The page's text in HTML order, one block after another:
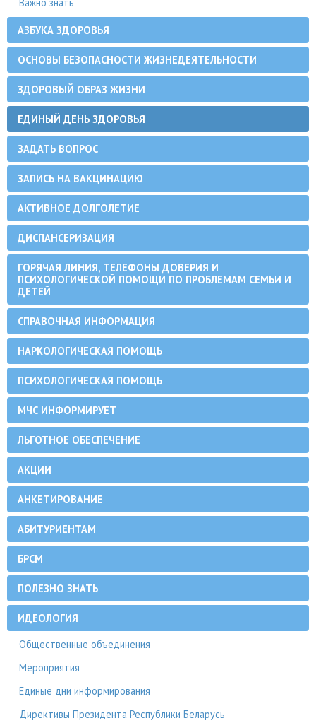
АЗБУКА ЗДОРОВЬЯ
ОСНОВЫ БЕЗОПАСНОСТИ ЖИЗНЕДЕЯТЕЛЬНОСТИ
ЗДОРОВЫЙ ОБРАЗ ЖИЗНИ
ЕДИНЫЙ ДЕНЬ ЗДОРОВЬЯ
ЗАДАТЬ ВОПРОС
ЗАПИСЬ НА ВАКЦИНАЦИЮ
АКТИВНОЕ ДОЛГОЛЕТИЕ
ДИСПАНСЕРИЗАЦИЯ
ГОРЯЧАЯ ЛИНИЯ, ТЕЛЕФОНЫ ДОВЕРИЯ И
ПСИХОЛОГИЧЕСКОЙ ПОМОЩИ ПО ПРОБЛЕМАМ СЕМЬИ И
ДЕТЕЙ
СПРАВОЧНАЯ ИНФОРМАЦИЯ
НАРКОЛОГИЧЕСКАЯ ПОМОЩЬ
ПСИХОЛОГИЧЕСКАЯ ПОМОЩЬ
МЧС ИНФОРМИРУЕТ
ЛЬГОТНОЕ ОБЕСПЕЧЕНИЕ
АКЦИИ
АНКЕТИРОВАНИЕ
АБИТУРИЕНТАМ
БРСМ
ПОЛЕЗНО ЗНАТЬ
ИДЕОЛОГИЯ
Общественные объединения
Мероприятия
Единые дни информирования
Директивы Президента Республики Беларусь